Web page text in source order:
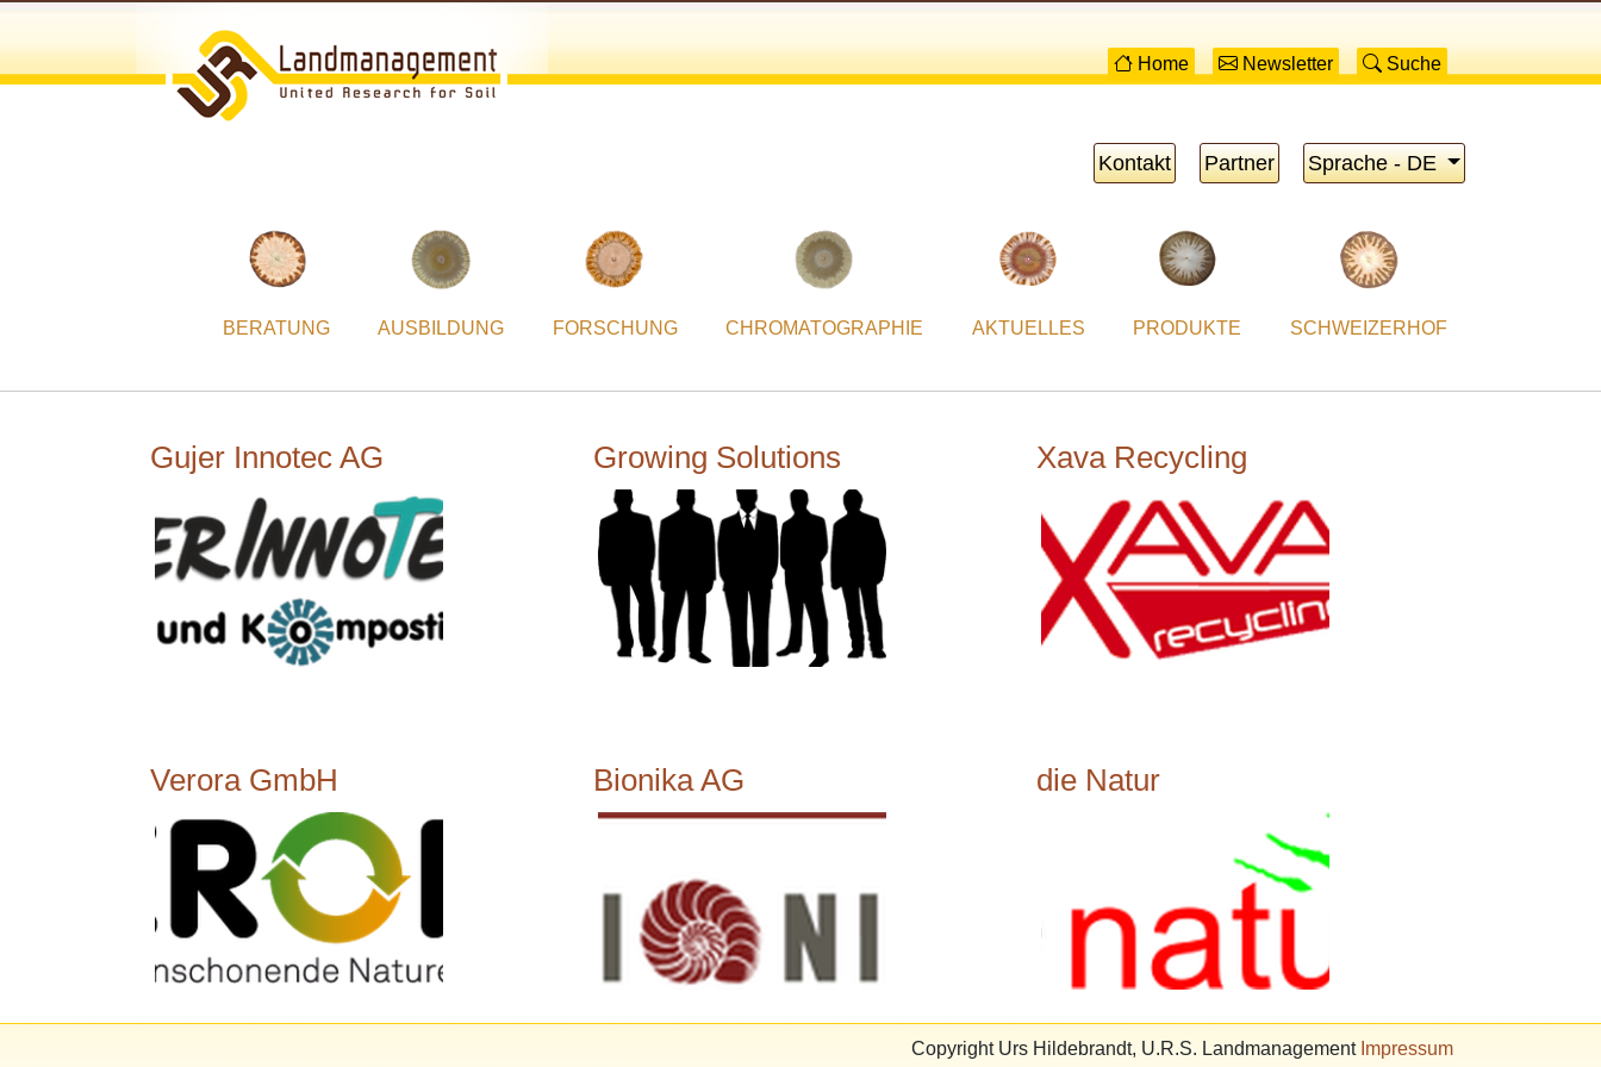
Suche
Newsletter
Home
Kontakt Partner Sprache - DE
BERATUNG AUSBILDUNG FORSCHUNG CHROMATOGRAPHIE AKTUELLES PRODUKTE SCHWEIZERHOF
Gujer Innotec AG Growing Solutions Xava Recycling
Verora GmbH Bionika AG die Natur
Copyright Urs Hildebrandt, U.R.S. Landmanagement Impressum